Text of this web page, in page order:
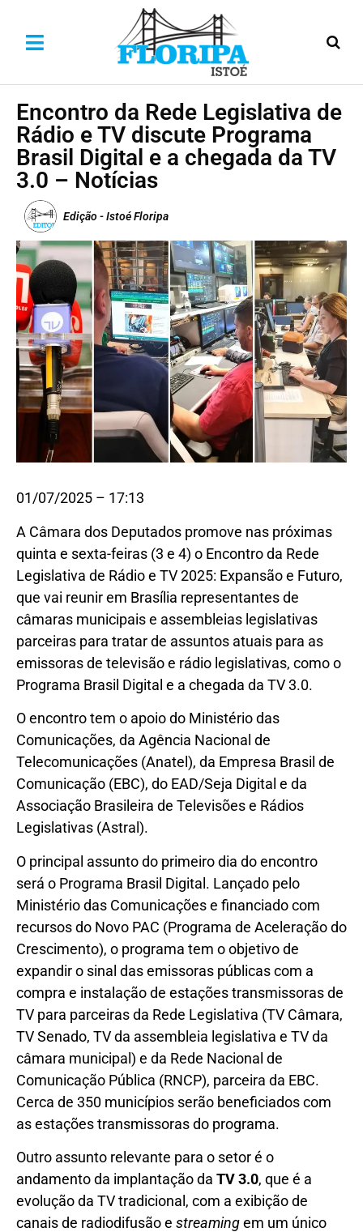
Encontro da Rede Legislativa de
Rádio e TV discute Programa
Brasil Digital e a chegada da TV
3.0 – Notícias
Edição - Istoé Floripa
01/07/2025 – 17:13
A Câmara dos Deputados promove nas próximas
quinta e sexta-feiras (3 e 4) o Encontro da Rede
Legislativa de Rádio e TV 2025: Expansão e Futuro,
que vai reunir em Brasília representantes de
câmaras municipais e assembleias legislativas
parceiras para tratar de assuntos atuais para as
emissoras de televisão e rádio legislativas, como o
Programa Brasil Digital e a chegada da TV 3.0.
O encontro tem o apoio do Ministério das
Comunicações, da Agência Nacional de
Telecomunicações (Anatel), da Empresa Brasil de
Comunicação (EBC), do EAD/Seja Digital e da
Associação Brasileira de Televisões e Rádios
Legislativas (Astral).
O principal assunto do primeiro dia do encontro
será o Programa Brasil Digital. Lançado pelo
Ministério das Comunicações e financiado com
recursos do Novo PAC (Programa de Aceleração do
Crescimento), o programa tem o objetivo de
expandir o sinal das emissoras públicas com a
compra e instalação de estações transmissoras de
TV para parceiras da Rede Legislativa (TV Câmara,
TV Senado, TV da assembleia legislativa e TV da
câmara municipal) e da Rede Nacional de
Comunicação Pública (RNCP), parceira da EBC.
Cerca de 350 municípios serão beneficiados com
as estações transmissoras do programa.
Outro assunto relevante para o setor é o
andamento da implantação da TV 3.0, que é a
evolução da TV tradicional, com a exibição de
canais de radiodifusão e streamingem um único